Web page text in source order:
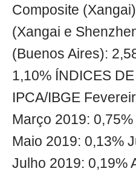
Composite
(Xangai e
(Buenos Aires):
1,10% ÍNDICES
IPCA/IBGE
Março 2019:
Maio 2019: 0,13%
Julho 2019: 0,19%